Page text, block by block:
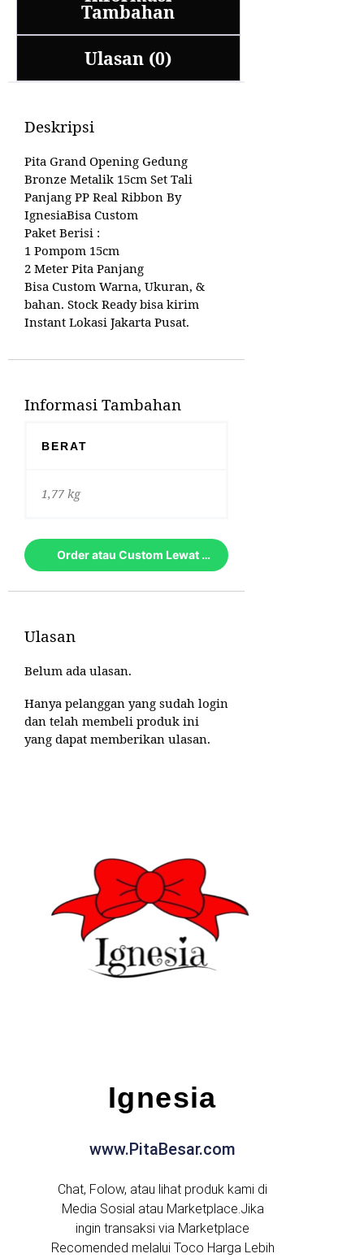
Tambahan
Ulasan (0)
Deskripsi
Pita Grand Opening Gedung
Bronze Metalik 15cm Set Tali
Panjang PP Real Ribbon By
IgnesiaBisa Custom
Paket Berisi :
1 Pompom 15cm
2 Meter Pita Panjang
Bisa Custom Warna, Ukuran, &
bahan. Stock Ready bisa kirim
Instant Lokasi Jakarta Pusat.
Informasi Tambahan
BERAT
1,77 kg
Order atau Custom Lewat Whatsapp
Ulasan
Belum ada ulasan.
Hanya pelanggan yang sudah login
dan telah membeli produk ini
yang dapat memberikan ulasan.
Ignesia
www.PitaBesar.com
Chat, Folow, atau lihat produk kami di
Media Sosial atau Marketplace.Jika
ingin transaksi via Marketplace
Recomended melalui Toco Harga Lebih